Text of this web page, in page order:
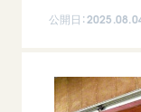
座談会
「平和の文化」を
世界の創価学
公開日：